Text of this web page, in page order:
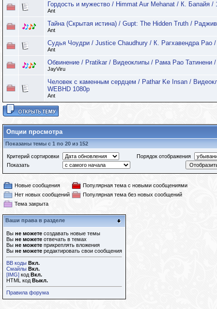
Гордость и мужество / Himmat Aur Mehanat / К. Бапайя /
Ant
Тайна (Скрытая истина) / Gupt: The Hidden Truth /
Ant
Судья Чоудри / Justice Chaudhury / К. Рагхавендра Рао
Ant
Обвинение / Pratikar / Видеоклипы / Рама Рао Татинени
JayViru
Человек с каменным сердцем / Pathar Ke Insan /
WEBHD 1080p
Ant
Опции просмотра
Показаны темы с 1 по 20 из 152
Критерий сортировки
Порядок отображения
Показать
Новые сообщения
Популярная тема с новыми сообщениями
Нет новых сообщений
Популярная тема без новых сообщений
Тема закрыта
Ваши права в разделе
Вы не можете создавать новые темы
Вы не можете отвечать в темах
Вы не можете прикреплять вложения
Вы не можете редактировать свои сообщения
BB коды Вкл.
Смайлы Вкл.
[IMG] код Вкл.
HTML код Выкл.
Правила форума